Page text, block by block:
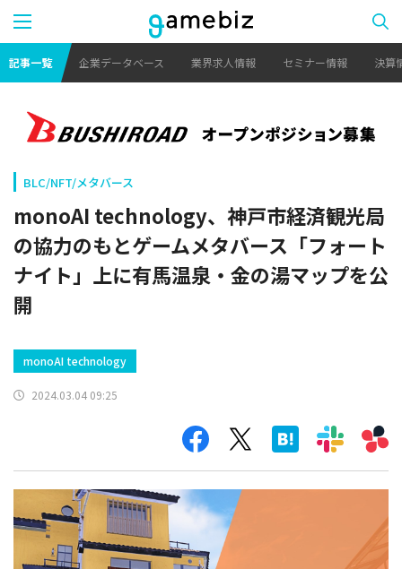
記事一覧 企業データベース 業界求人情報 セミナー情報 決算
BLC/NFT/メタバース
monoAI technology、神戸市経済観光局
の協力のもとゲームメタバース「フォート
ナイト」上に有馬温泉・金の湯マップを公
開
monoAI technology
2024.03.04 09:25